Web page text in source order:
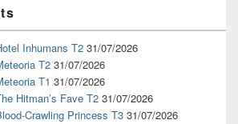
Inhumans T2 31/07/2026
T2 31/07/2026
T1 31/07/2026
Hitman’s Fave T2 31/07/2026
Crawling Princess T3 31/07/2026